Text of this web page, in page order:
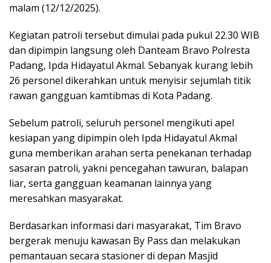
malam (12/12/2025).
Kegiatan patroli tersebut dimulai pada pukul 22.30 WIB
dan dipimpin langsung oleh Danteam Bravo Polresta
Padang, Ipda Hidayatul Akmal. Sebanyak kurang lebih
26 personel dikerahkan untuk menyisir sejumlah titik
rawan gangguan kamtibmas di Kota Padang.
Sebelum patroli, seluruh personel mengikuti apel
kesiapan yang dipimpin oleh Ipda Hidayatul Akmal
guna memberikan arahan serta penekanan terhadap
sasaran patroli, yakni pencegahan tawuran, balapan
liar, serta gangguan keamanan lainnya yang
meresahkan masyarakat.
Berdasarkan informasi dari masyarakat, Tim Bravo
bergerak menuju kawasan By Pass dan melakukan
pemantauan secara stasioner di depan Masjid